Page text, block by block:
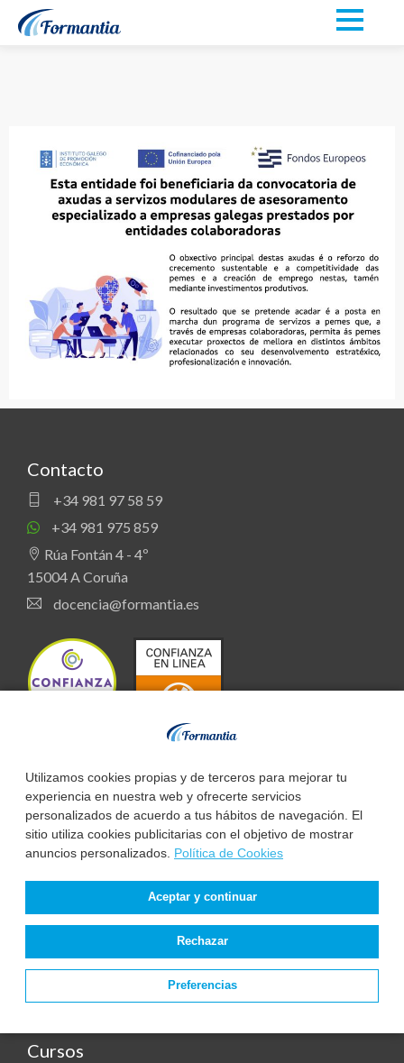
Utilizamos cookies propias y de terceros para mejorar tu
experiencia en nuestra web y ofrecerte servicios
personalizados de acuerdo a tus hábitos de navegación. El
sitio utiliza cookies publicitarias con el objetivo de mostrar
anuncios personalizados. Política de Cookies
Aceptar y continuar
Rechazar
Preferencias
Contacto
+34 981 97 58 59
+34 981 975 859
Rúa Fontán 4 - 4º
15004 A Coruña
docencia@formantia.es
Oposiciones
Enfermería
TCAE Auxiliar Enfermería
Técnico Anatomía Patológica
Técnico Higiene Bucodental
Preguntas Frecuentes
Cursos